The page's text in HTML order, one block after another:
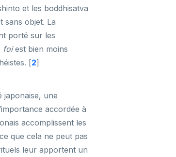
et les boddhisatva
sans objet. La
porté sur les
foiest bien moins
[2]
japonaise, une
accordée à
accomplissent les
que cela ne peut pas
leur apportent un